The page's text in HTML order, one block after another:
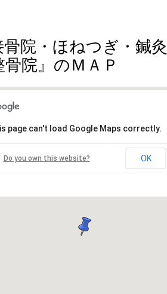
骨院・ほねつぎ・鍼
院』のＭＡＰ
page can't load Google Maps correctly.
Do you own this website? OK